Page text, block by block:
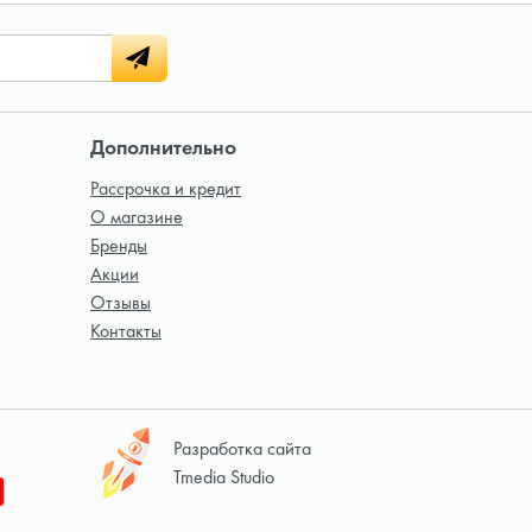
Дополнительно
Рассрочка и кредит
О магазине
Бренды
Акции
Отзывы
Контакты
Разработка сайта
Tmedia Studio